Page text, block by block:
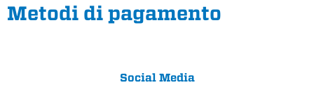
Metodi di pagamento
Social Media